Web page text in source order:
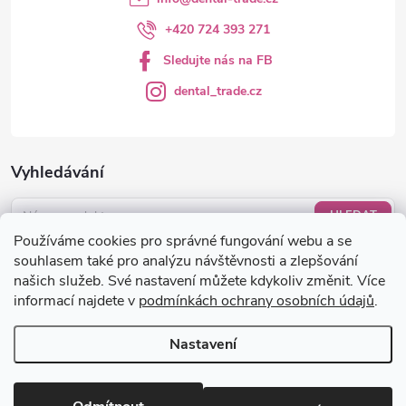
Používáme cookies pro správné fungování webu a se
souhlasem také pro analýzu návštěvnosti a zlepšování
našich služeb. Své nastavení můžete kdykoliv změnit. Více
informací najdete v podmínkách ochrany osobních údajů.
Nastavení
Vyhledávání
HLEDAT
Nákupní košík
0KS /0 KČ
+420 724 393 271
Sledujte nás na FB
dental_trade.cz
Copyright 2026dental-trade.cz. Všechna práva vyhrazena.Upravit
nastavení cookies